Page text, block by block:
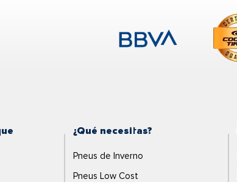
¿Qué necesitas?
Pneus de Inverno
Pneus Low Cost